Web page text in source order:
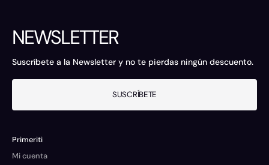
NEWSLETTER
Suscríbete a la Newsletter y no te pierdas ningún descuento.
SUSCRÍBETE
Primeriti
Mi cuenta